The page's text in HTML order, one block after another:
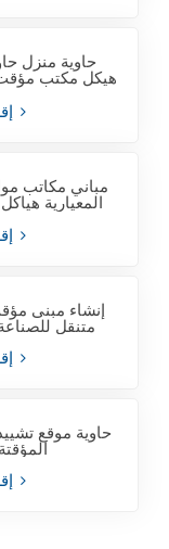
حاوية منزل
هيكل مكتب مؤقت
مباني مكاتب
المعيارية
إنشاء مبنى
متنقل
حاوية موقع